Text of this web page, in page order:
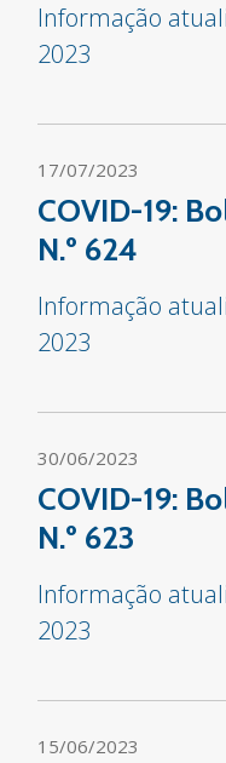
Informação
2023
17/07/2023
COVID-19:
N.º 624
Informação
2023
30/06/2023
COVID-19:
N.º 623
Informação
2023
15/06/2023